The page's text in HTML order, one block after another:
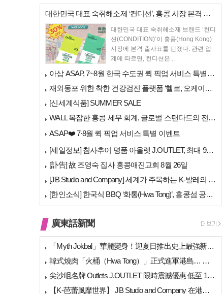
대한민국 대표 숙취해소제 ‘컨디션’, 홍콩 시장 본격 상륙… 왓슨스 입점…
대한민국 대표 숙취해소제 브랜드 ‘컨디
션(CONDITION)’이 홍콩(Hong Kong)
시장에 본격 출사표를 던졌다. 관련 업
계에 따르면, 컨디션은...
아삽 ASAP, 7~8월 한국 수도권 퀵 픽업 서비스 특별 프로모션 실시
재외동포 위한 착한 건강검진 플랫폼 ‘헬로, 오케이검진’ 서비스 개시
[신세계식품] SUMMER SALE
WALL 복잡한 홍콩 세무 회계, 글로벌 스탠다드의 전문가들이 답을 드립…
ASAP❤️ 7·8월 퀵 픽업 서비스 특별 이벤트
[세일정보] 침사추이 명품 아울렛 J.OUTLET, 최대 90% 빅 세일…
[訃告] 故 조영숙 집사 홍콩애진교회 8월 26일
[JB Studio and Company] 세계가 주목하는 K-발레의 비…
[한인소식] 한국식 BBQ ‘화통(Hwa Tong)’, 홍콩섬 공략 본격…
廣東話新聞
「Myth Jokbal」華麗變身！迎夏日推出史上最強新菜式陣容
韓式燒肉「火桶（Hwa Tong）」正式進軍港島… 上環、銅鑼灣新店相繼開幕
尖沙咀名牌 Outlets J.OUTLET 限時震撼優惠 低至 1 折（高達 …
【K-芭蕾風靡世界】 JB Studio and Company 在港開幕 引進…